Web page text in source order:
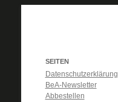
SEITEN
Datenschutzerklärung
BeA-Newsletter
Abbestellen